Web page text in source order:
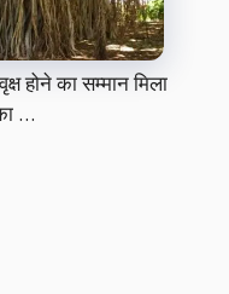
होने का सम्मान मिला
…